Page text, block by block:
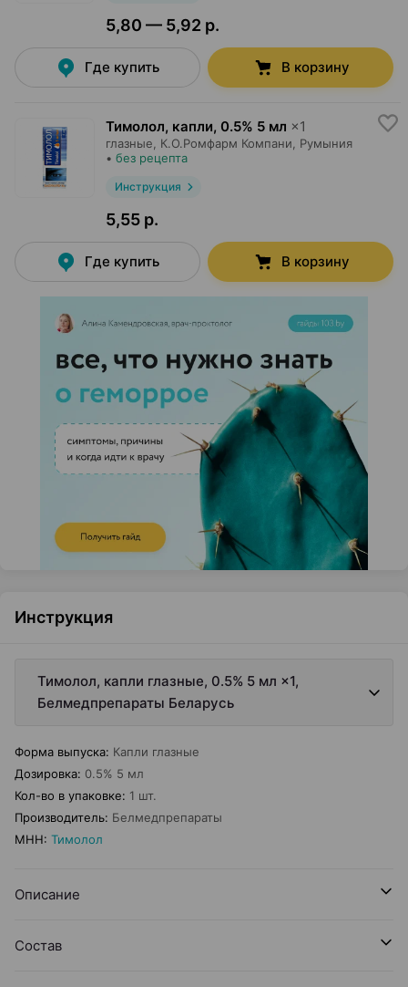
5,80 — 5,92 р.
Где купить В корзину
Тимолол, капли, 0.5% 5 мл ×1
глазные, К.О.Ромфарм Компани , Румыния
• без рецепта
Инструкция
5,55 р.
Где купить В корзину
Инструкция
Тимолол, капли глазные, 0.5% 5 мл ×1,
Белмедпрепараты Беларусь
Форма выпуска: Капли глазные
Дозировка: 0.5% 5 мл
Кол-во в упаковке: 1 шт.
Производитель: Белмедпрепараты
МНН: Тимолол
Описание
Состав